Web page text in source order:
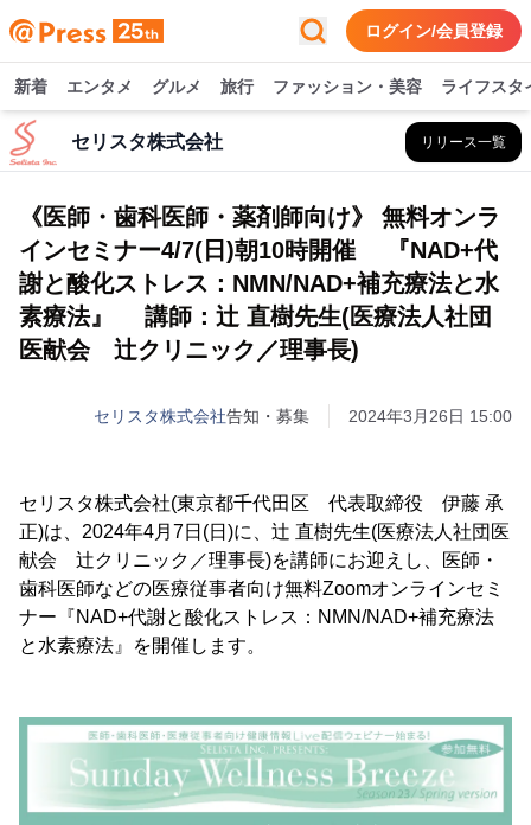
ログイン/会員登録
新着 エンタメ グルメ 旅行 ファッション・美容 ライフスタ
セリスタ株式会社 リリース一覧
《医師・歯科医師・薬剤師向け》 無料オンラ
インセミナー4/7(日)朝10時開催 『NAD+代
謝と酸化ストレス：NMN/NAD+補充療法と水
素療法』 講師：辻 直樹先生(医療法人社団
医献会 辻クリニック／理事長)
セリスタ株式会社告知・募集 2024年3月26日 15:00
セリスタ株式会社(東京都千代田区 代表取締役 伊藤 承
正)は、2024年4月7日(日)に、辻 直樹先生(医療法人社団医
献会 辻クリニック／理事長)を講師にお迎えし、医師・
歯科医師などの医療従事者向け無料Zoomオンラインセミ
ナー『NAD+代謝と酸化ストレス：NMN/NAD+補充療法
と水素療法』を開催します。